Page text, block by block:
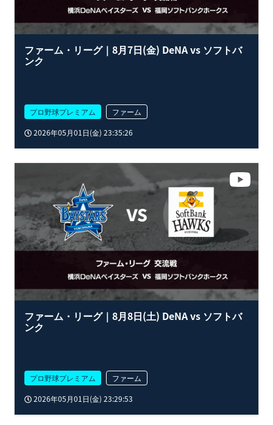
ファーム・リーグ｜8月7日(金) DeNA vs ソフトバ
ンク
プロ野球プレミアム
ファーム
2026年05月01日(金) 23:35:26
ファーム・リーグ｜8月8日(土) DeNA vs ソフトバ
ンク
プロ野球プレミアム
ファーム
2026年05月01日(金) 23:29:53